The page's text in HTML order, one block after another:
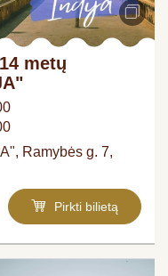
metų
Ramybės g. 7,
Pirkti bilietą